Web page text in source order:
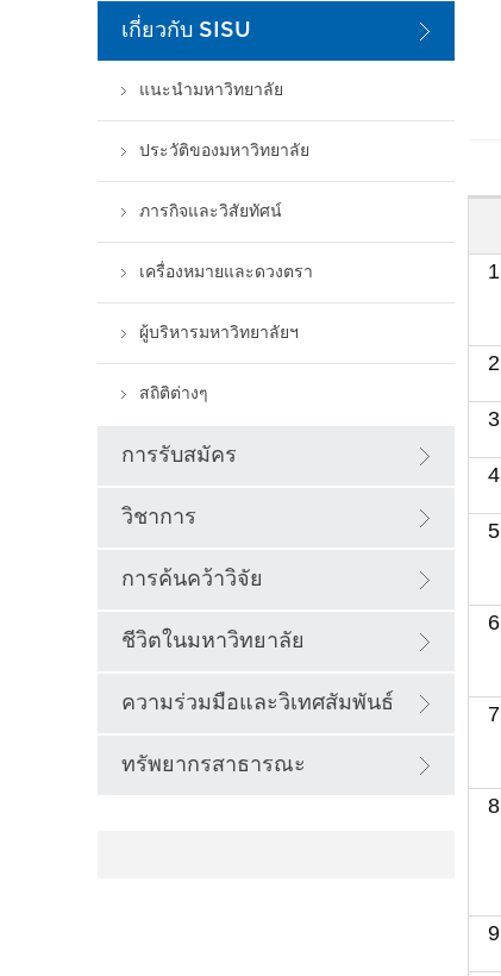
เกี่ยวกับ SISU
แนะนำมหาวิทยาลัย
ประวัติของมหาวิทยาลัย
ภารกิจและวิสัยทัศน์
เครื่องหมายและดวงตรา
ผู้บริหารมหาวิทยาลัยฯ
สถิติต่างๆ
การรับสมัคร
วิชาการ
การค้นคว้าวิจัย
ชีวิตในมหาวิทยาลัย
ความร่วมมือและวิเทศสัมพันธ์
ทรัพยากรสาธารณะ
1
2
3
4
5
6
7
8
9